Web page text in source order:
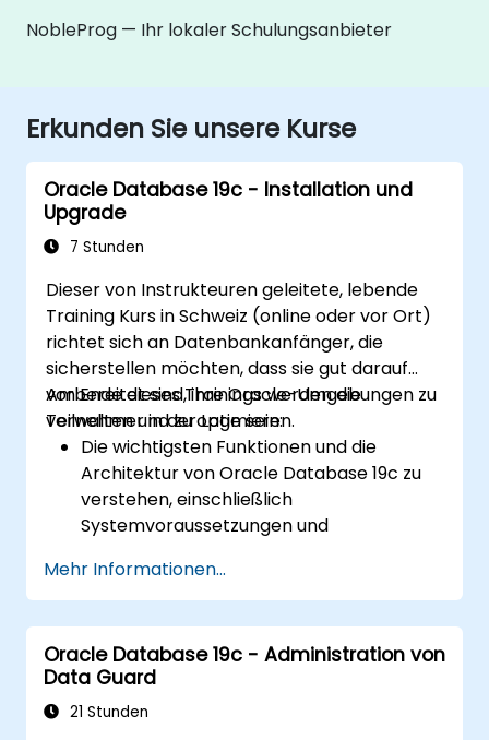
NobleProg — Ihr lokaler Schulungsanbieter
Erkunden Sie unsere Kurse
Oracle Database 19c - Installation und
Upgrade
7 Stunden
Dieser von Instrukteuren geleitete, lebende
Training Kurs in Schweiz (online oder vor Ort)
richtet sich an Datenbankanfänger, die
sicherstellen möchten, dass sie gut darauf
vorbereitet sind, ihre Oracle-Umgebungen zu
verwalten und zu optimieren.
Am Ende dieses Trainings werden die
Teilnehmer in der Lage sein:
Die wichtigsten Funktionen und die
Architektur von Oracle Database 19c zu
verstehen, einschließlich
Systemvoraussetzungen und
Praktische Fähigkeiten im Installieren von
Oracle Database 19c und Oracle Grid
Infrastructure zu erlangen, einschließlich
der Konfiguration von Netzwerk-,
Speicher- und Sicherheitseinstellungen.
Den vollständigen Prozess des Upgrades
Mehr Informationen...
Oracle Database 19c - Administration von
Data Guard
21 Stunden